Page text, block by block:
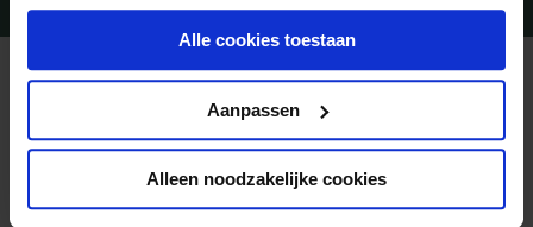
onder aan de pagina op elk gewenst moment voor de
toekomst wijzigen.Alle cookies toestaan
Aanpassen
Alleen noodzakelijke cookies
Vragen?Bel 09-234 13 11
REIZEN MET KONING AAP
Duurzaam toerisme
Vacatures
Veelgestelde vragen